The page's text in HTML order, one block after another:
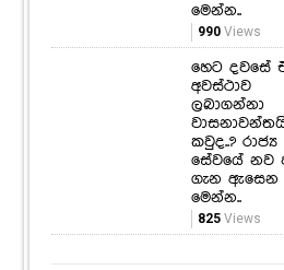
මෙන්න..
990Views
හෙට දවසේ
අවස්ථාව
ලබාගන්නා
කවුද..? රාජ්‍ය
සේවයේ නව
ගැන ඇසෙන
මෙන්න..
825Views